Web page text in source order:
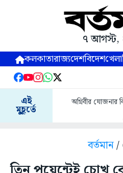
৭ আগস্ট,
কলকাতারাজ্যদেশবিদেশখেলা
এই
মুহূর্তে
অগ্নিবীর যোজনার
বর্তমান/